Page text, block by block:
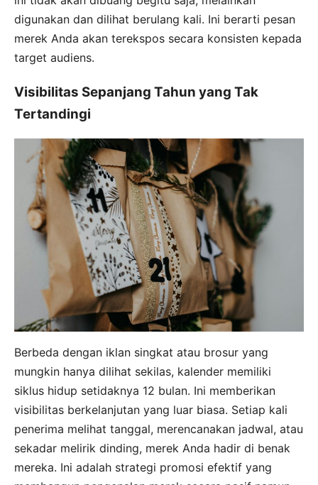
digunakan dan dilihat berulang kali. Ini berarti pesan
merek Anda akan terekspos secara konsisten kepada
target audiens.
Visibilitas Sepanjang Tahun yang Tak
Tertandingi
Berbeda dengan iklan singkat atau brosur yang
mungkin hanya dilihat sekilas, kalender memiliki
siklus hidup setidaknya 12 bulan. Ini memberikan
visibilitas berkelanjutan yang luar biasa. Setiap kali
penerima melihat tanggal, merencanakan jadwal, atau
sekadar melirik dinding, merek Anda hadir di benak
mereka. Ini adalah strategi promosi efektif yang